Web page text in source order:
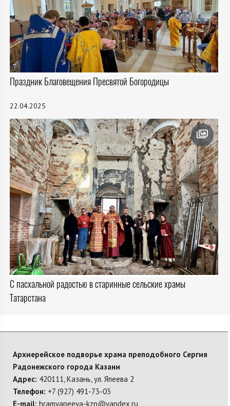
Праздник Благовещения Пресвятой Богородицы
22.04.2025
С пасхальной радостью в старинные сельские храмы
Татарстана
Архиерейское подворье храма преподобного Сергия
Радонежского города Казани
Адрес: 420111, Казань, ул. Япеева 2
Телефон: +7 (927) 491-73-03
E-mail: hramyapeeva-kzn@yandex.ru